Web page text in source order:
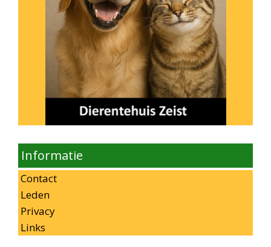
Informatie
Contact
Leden
Privacy
Links